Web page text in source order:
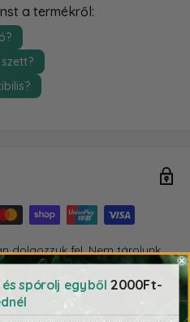
a termékről:
dolgozzuk fel. Nem tárolunk
spórolj egyből 2000Ft-